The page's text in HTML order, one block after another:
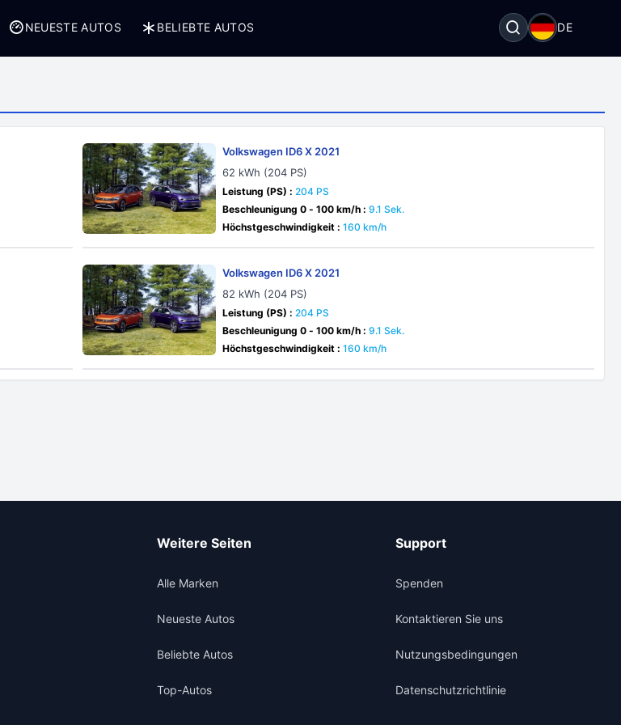
NEUESTE AUTOS BELIEBTE AUTOS DE
Volkswagen ID6 X 2021
62 kWh (204 PS)
Leistung (PS) : 204 PS
Beschleunigung 0 - 100 km/h : 9.1 Sek.
Höchstgeschwindigkeit : 160 km/h
Volkswagen ID6 X 2021
82 kWh (204 PS)
Leistung (PS) : 204 PS
Beschleunigung 0 - 100 km/h : 9.1 Sek.
Höchstgeschwindigkeit : 160 km/h
Weitere Seiten
Alle Marken
Neueste Autos
Beliebte Autos
Top-Autos
Support
Spenden
Kontaktieren Sie uns
Nutzungsbedingungen
Datenschutzrichtlinie